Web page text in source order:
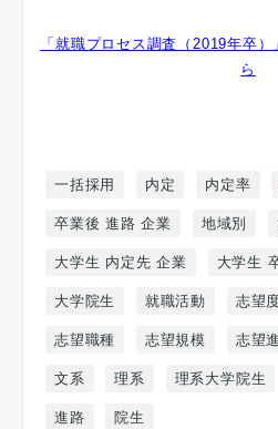
「就職プロセス調査（2019年卒
ら
一括採用 内定 内定率
卒業後 進路 企業 地域別
大学生 内定先 企業 大学生
大学院生 就職活動 志望
志望職種 志望規模 志望
文系 理系 理系大学院生
進路 院生